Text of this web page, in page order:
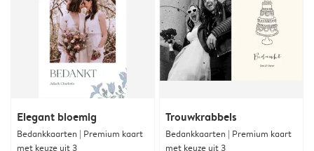
Elegant bloemig
Bedankkaarten | Premium kaart
met keuze uit 3
Trouwkrabbels
Bedankkaarten | Premium kaart
met keuze uit 3